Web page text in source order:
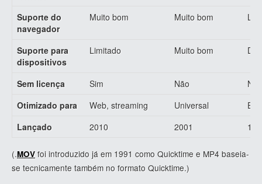
Suporte do
navegador
Muito bom Muito bom
Suporte para
dispositivos
Limitado Muito bom
Sem licença Sim Não
Não
Otimizado para
Web, streaming Universal
Lançado
2010 2001
(.MOV foi introduzido já em 1991 como Quicktime e MP4 baseia-
se tecnicamente também no formato Quicktime.)